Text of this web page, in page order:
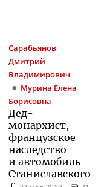
Сарабьянов
Дмитрий
Владимирович
Мурина Елена
Борисовна
Дед-
монархист,
французское
наследство
и автомобиль
Станиславского